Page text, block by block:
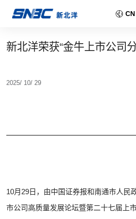
CN
新北洋荣获“金牛上市公司
2025/ 10/ 29
10月29日，由中国证券报和南通市人民
市公司高质量发展论坛暨第二十七届上